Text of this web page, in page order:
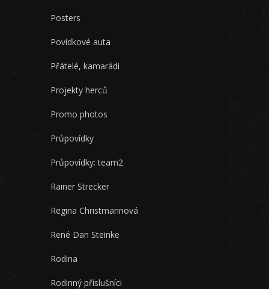
Posters
Povídkové auta
Přátelé, kamarádi
Projekty herců
Promo photos
Průpovídky
Průpovídky: team2
Rainer Strecker
Regina Christmannová
René Dan Steinke
Rodina
Rodinný příslušníci